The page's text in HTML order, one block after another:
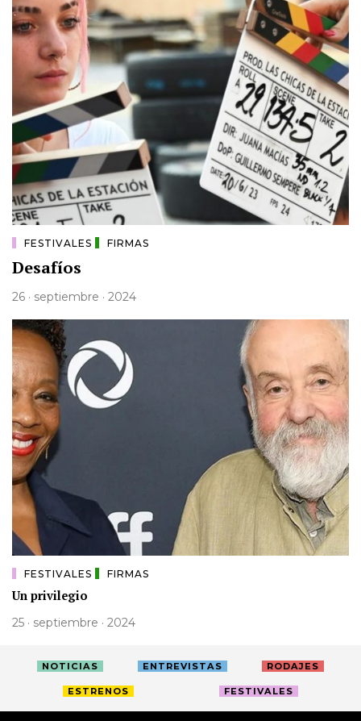
FESTIVALES FIRMAS
Desafíos
26 · septiembre · 2024
FESTIVALES FIRMAS
Un privilegio
25 · septiembre · 2024
NOTICIAS ENTREVISTAS RODAJES
ESTRENOS FESTIVALES